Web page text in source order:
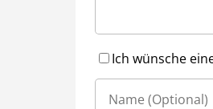
Ich wünsche